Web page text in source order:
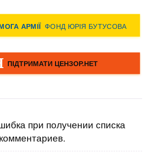
при получении списка
комментариев.